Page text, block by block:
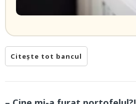
Citește tot bancul